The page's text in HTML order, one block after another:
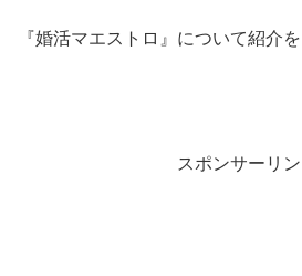
『婚活マエストロ』について紹介
スポンサーリン